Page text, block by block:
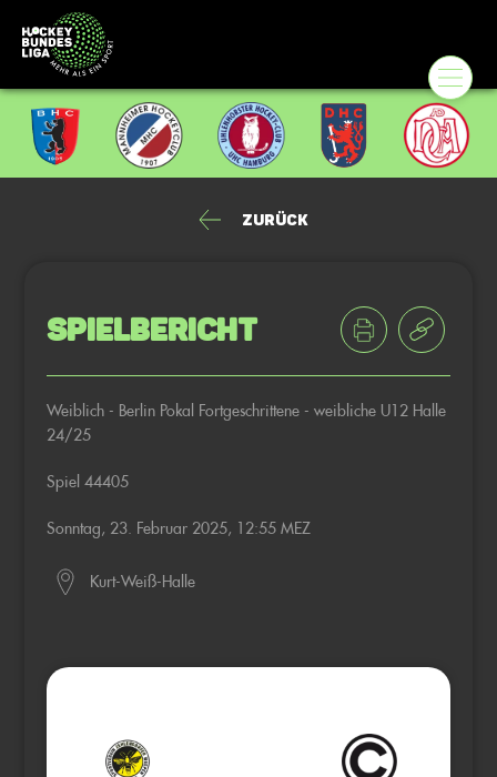
Zurück
Spielbericht
Weiblich - Berlin Pokal Fortgeschrittene - weibliche U12 Halle
24/25
Spiel 44405
Sonntag, 23. Februar 2025, 12:55 MEZ
Kurt-Weiß-Halle